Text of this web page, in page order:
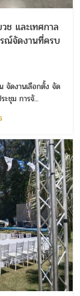
ช และเทศกาล
รณ์จัดงานที่ครบ
จัดงานเลือกตั้ง จัด
ะชุม การจั...